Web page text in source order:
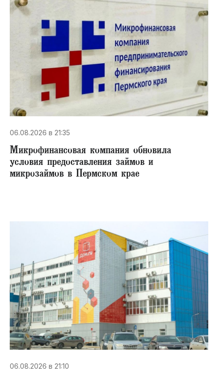
06.08.2026 в 21:35
Микрофинансовая компания обновила
условия предоставления займов и
микрозаймов в Пермском крае
06.08.2026 в 21:10